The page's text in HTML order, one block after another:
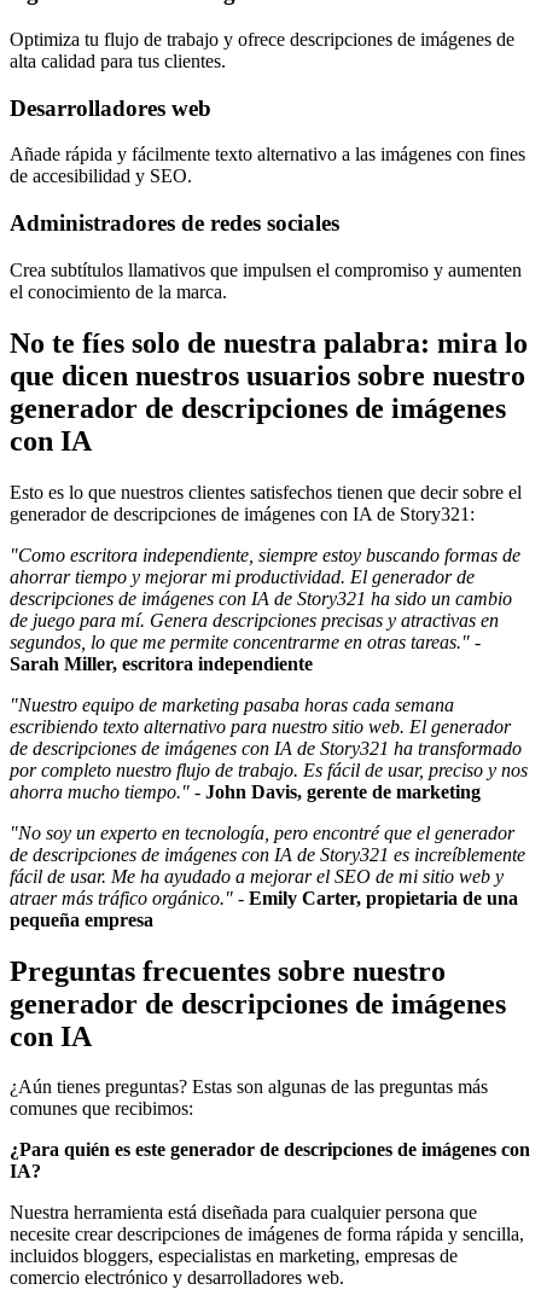
Optimiza tu flujo de trabajo y ofrece descripciones de imágenes de
alta calidad para tus clientes.
Desarrolladores web
Añade rápida y fácilmente texto alternativo a las imágenes con fines
de accesibilidad y SEO.
Administradores de redes sociales
Crea subtítulos llamativos que impulsen el compromiso y aumenten
el conocimiento de la marca.
No te fíes solo de nuestra palabra: mira lo
que dicen nuestros usuarios sobre nuestro
generador de descripciones de imágenes
con IA
Esto es lo que nuestros clientes satisfechos tienen que decir sobre el
generador de descripciones de imágenes con IA de Story321:
"Como escritora independiente, siempre estoy buscando formas de
ahorrar tiempo y mejorar mi productividad. El generador de
descripciones de imágenes con IA de Story321 ha sido un cambio
de juego para mí. Genera descripciones precisas y atractivas en
segundos, lo que me permite concentrarme en otras tareas." -
Sarah Miller, escritora independiente
"Nuestro equipo de marketing pasaba horas cada semana
escribiendo texto alternativo para nuestro sitio web. El generador
de descripciones de imágenes con IA de Story321 ha transformado
por completo nuestro flujo de trabajo. Es fácil de usar, preciso y nos
ahorra mucho tiempo." - John Davis, gerente de marketing
"No soy un experto en tecnología, pero encontré que el generador
de descripciones de imágenes con IA de Story321 es increíblemente
fácil de usar. Me ha ayudado a mejorar el SEO de mi sitio web y
atraer más tráfico orgánico." - Emily Carter, propietaria de una
pequeña empresa
Preguntas frecuentes sobre nuestro
generador de descripciones de imágenes
con IA
¿Aún tienes preguntas? Estas son algunas de las preguntas más
comunes que recibimos:
¿Para quién es este generador de descripciones de imágenes con
IA?
Nuestra herramienta está diseñada para cualquier persona que
necesite crear descripciones de imágenes de forma rápida y sencilla,
incluidos bloggers, especialistas en marketing, empresas de
comercio electrónico y desarrolladores web.